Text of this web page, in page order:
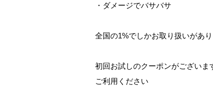
・ダメージでバサバサ
全国の1%でしかお取り扱いがあ
初回お試しのクーポンがございま
ご利用ください